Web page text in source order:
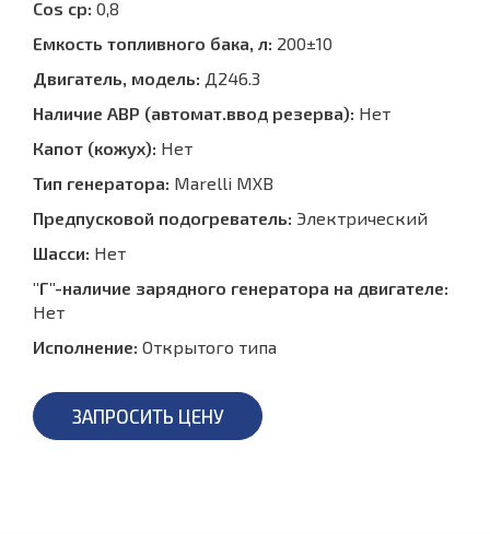
Cos ср: 0,8
Емкость топливного бака, л: 200±10
Двигатель, модель: Д246.3
Наличие АВР (автомат.ввод резерва): Нет
Капот (кожух): Нет
Тип генератора: Marelli MXB
Предпусковой подогреватель: Электрический
Шасси: Нет
"Г"-наличие зарядного генератора на двигателе:
Нет
Исполнение: Открытого типа
ЗАПРОСИТЬ ЦЕНУ